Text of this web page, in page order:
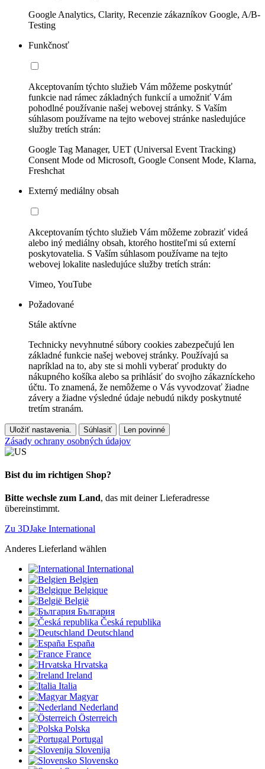
Google Analytics, Clarity, Recenzie zákazníkov Google, A/B-
Testing
Funkčnosť
Akceptovaním týchto služieb Vám môžeme poskytnúť
funkcie nad rámec základných funkcií a umožniť Vám
pohodlné používanie našej webovej stránky. S Vaším
súhlasom používame na tejto webovej stránke nasledujúce
služby tretích strán:
Google Tag Manager, UET (Universal Event Tracking)
Consent Mode od Microsoft, Google Consent Mode, Klarna,
Freshchat
Externý mediálny obsah
Akceptovaním týchto služieb Vám môžeme zobraziť videá
alebo iný mediálny obsah, ktorého hostiteľmi sú externí
poskytovatelia. S Vaším súhlasom používame na tejto
webovej lokalite nasledujúce služby tretích strán:
Vimeo, YouTube
Požadované
Stále aktívne
Technicky nevyhnutné súbory cookies zabezpečujú len
základné funkcie našej webovej stránky. Používajú sa
napríklad na to, aby ste si mohli vyberať produkty do
nákupného košíka alebo sa prihlásiť do svojho zákazníckeho
účtu. To znamená, že nemôžeme o Vás vyvodzovať žiadne
závery a žiadne výsledné údaje nebudú nikdy poskytnuté
tretím stranám.
Uložiť nastavenia. Súhlasiť Len povinné
Zásady ochrany osobných údajov
Bist du im richtigen Shop?
Bitte wechsle zum Land, das mit deiner Lieferadresse
übereinstimmt.
Zu 3DJake International
Anderes Lieferland wählen
International
Belgien
Belgique
België
България
Česká republika
Deutschland
España
France
Hrvatska
Ireland
Italia
Magyar
Nederland
Österreich
Polska
Portugal
Slovenija
Slovensko